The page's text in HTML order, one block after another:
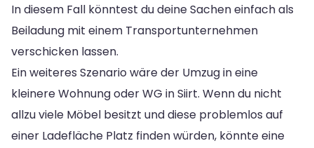
In diesem Fall könntest du deine Sachen einfach als
Beiladung mit einem Transportunternehmen
verschicken lassen.
Ein weiteres Szenario wäre der Umzug in eine
kleinere Wohnung oder WG in Siirt. Wenn du nicht
allzu viele Möbel besitzt und diese problemlos auf
einer Ladefläche Platz finden würden, könnte eine